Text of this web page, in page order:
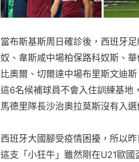
當布斯基斯周日確診後，西班牙
奴、韋斯咸中場柏保路科奴斯、
比奧爾、切爾達中場布里斯文迪
這6名候補球員不會入住訓練基地
馬德里隊長沙治奧拉莫斯沒有入選
西班牙大國腳受疫情困擾，所以
這支「小狂牛」雖然剛在U21歐